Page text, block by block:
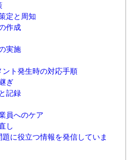
定と周知
作成
実施
ント発生時の対応手順
ぎ
記録
員へのケア
し
に役立つ情報を発信していま